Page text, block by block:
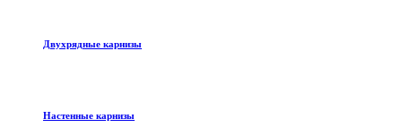
Двухрядные карнизы
Настенные карнизы